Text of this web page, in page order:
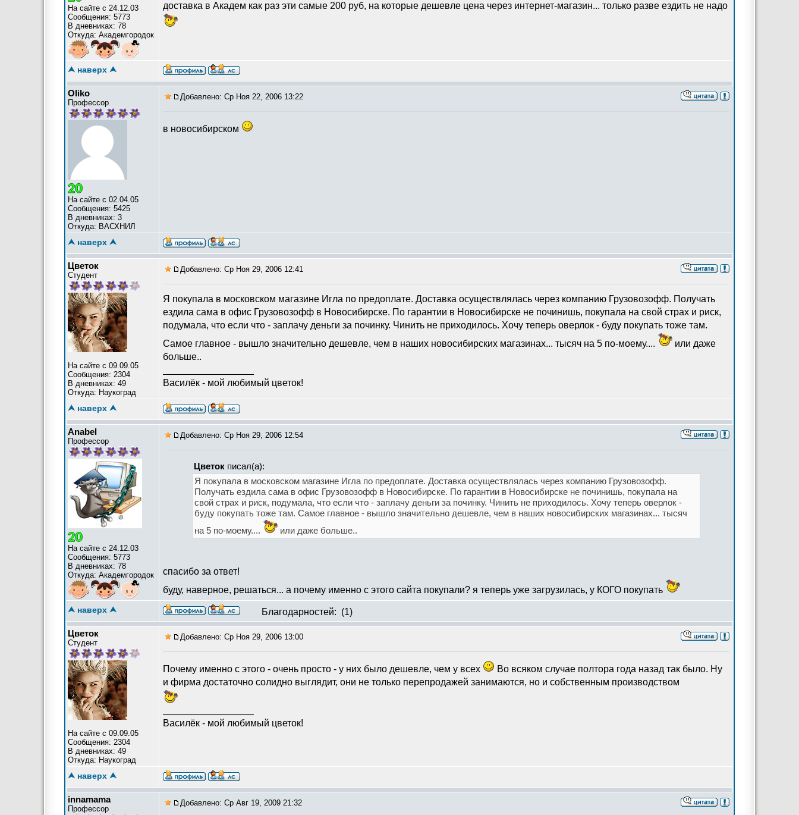
На сайте с 24.12.03
Сообщения: 5773
В дневниках: 78
Откуда: Академгородок
доставка в Академ как раз эти самые 200 руб, на которые дешевле цена через интернет-магазин... только разве ездить не надо
⮝ наверх ⮝
Oliko
Профессор
На сайте с 02.04.05
Сообщения: 5425
В дневниках: 3
Откуда: ВАСХНИЛ
Добавлено: Ср Ноя 22, 2006 13:22
в новосибирском
⮝ наверх ⮝
Цветок
Студент
На сайте с 09.09.05
Сообщения: 2304
В дневниках: 49
Откуда: Наукоград
Добавлено: Ср Ноя 29, 2006 12:41
Я покупала в московском магазине Игла по предоплате. Доставка осуществлялась через компанию Грузовозофф. Получать
ездила сама в офис Грузовозофф в Новосибирске. По гарантии в Новосибирске не починишь, покупала на свой страх и риск,
подумала, что если что - заплачу деньги за починку. Чинить не приходилось. Хочу теперь оверлок - буду покупать тоже там.
Самое главное - вышло значительно дешевле, чем в наших новосибирских магазинах... тысяч на 5 по-моему....
или даже
больше..
Василёк - мой любимый цветок!
⮝ наверх ⮝
Anabel
Профессор
На сайте с 24.12.03
Сообщения: 5773
В дневниках: 78
Откуда: Академгородок
Добавлено: Ср Ноя 29, 2006 12:54
Цветок писал(а):
Я покупала в московском магазине Игла по предоплате. Доставка осуществлялась через компанию Грузовозофф.
Получать ездила сама в офис Грузовозофф в Новосибирске. По гарантии в Новосибирске не починишь, покупала на
свой страх и риск, подумала, что если что - заплачу деньги за починку. Чинить не приходилось. Хочу теперь оверлок -
буду покупать тоже там. Самое главное - вышло значительно дешевле, чем в наших новосибирских магазинах... тысяч
на 5 по-моему....
или даже больше..
спасибо за ответ!
буду, наверное, решаться... а почему именно с этого сайта покупали? я теперь уже загрузилась, у КОГО покупать
⮝ наверх ⮝ Благодарностей: (1)
Цветок
Студент
На сайте с 09.09.05
Сообщения: 2304
В дневниках: 49
Откуда: Наукоград
Добавлено: Ср Ноя 29, 2006 13:00
Почему именно с этого - очень просто - у них было дешевле, чем у всех
Во всяком случае полтора года назад так было. Ну
и фирма достаточно солидно выглядит, они не только перепродажей занимаются, но и собственным производством
Василёк - мой любимый цветок!
⮝ наверх ⮝
innamama
Профессор
Добавлено: Ср Авг 19, 2009 21:32